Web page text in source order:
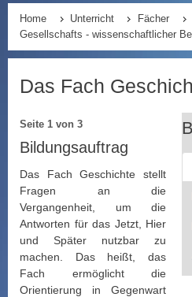
Home Unterricht
Fächer
Gesellschafts - wissenschaftlicher
Das Fach
Seite 1 von 3
Bildungsauftrag
Das Fach Geschichte stellt
Fragen an die
Vergangenheit, um die
Antworten für das Jetzt, Hier
und Später nutzbar zu
machen. Das heißt, das
Fach ermöglicht die
Orientierung in Gegenwart